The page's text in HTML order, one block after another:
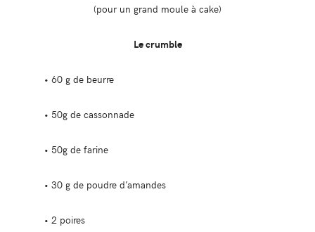
(pour un grand moule à cake)
Le crumble
• 60 g de beurre
• 50g de cassonnade
• 50g de farine
• 30 g de poudre d’amandes
• 2 poires